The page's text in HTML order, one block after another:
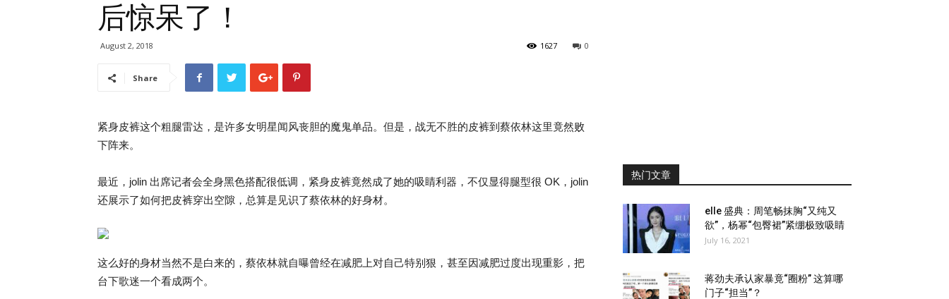
后惊呆了！
August 2, 2018 0
1627
Share
紧身皮裤这个粗腿雷达，是许多女明星闻风丧胆的魔鬼单品。但是，战无不胜的皮裤到蔡依林这里竟然败
下阵来。
最近，jolin 出席记者会全身黑色搭配很低调，紧身皮裤竟然成了她的吸睛利器，不仅显得腿型很 OK，jolin
还展示了如何把皮裤穿出空隙，总算是见识了蔡依林的好身材。
这么好的身材当然不是白来的，蔡依林就自曝曾经在减肥上对自己特别狠，甚至因减肥过度出现重影，把
台下歌迷一个看成两个。
热门文章
elle 盛典：周笔畅抹胸“又纯又
欲”，杨幂“包臀裙”紧绷极致吸睛
July 16, 2021
蒋劲夫承认家暴竟“圈粉” 这算哪
门子“担当”？